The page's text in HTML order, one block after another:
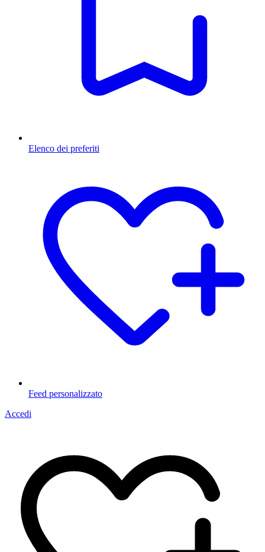
Elenco dei preferiti
Feed personalizzato
Accedi